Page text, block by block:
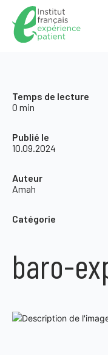
Temps de lecture
0 min
Publié le
10.09.2024
Auteur
Amah
Catégorie
baro-